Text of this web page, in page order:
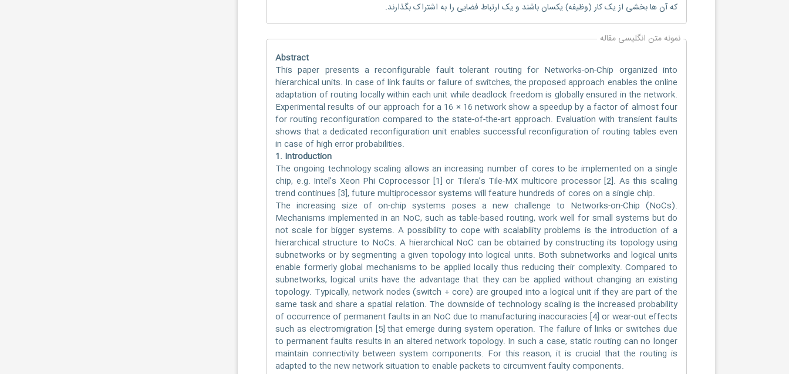
که آن ها بخشی از یک کار (وظیفه) یکسان باشند و یک ارتباط فضایی را به اشتراک بگذارند.
نمونه متن انگلیسی مقاله
Abstract
This paper presents a reconfigurable fault tolerant routing for Networks-on-Chip organized into
hierarchical units. In case of link faults or failure of switches, the proposed approach enables the online
adaptation of routing locally within each unit while deadlock freedom is globally ensured in the network.
Experimental results of our approach for a 16 × 16 network show a speedup by a factor of almost four
for routing reconfiguration compared to the state-of-the-art approach. Evaluation with transient faults
shows that a dedicated reconfiguration unit enables successful reconfiguration of routing tables even
in case of high error probabilities.
1. Introduction
The ongoing technology scaling allows an increasing number of cores to be implemented on a single
chip, e.g. Intel’s Xeon Phi Coprocessor [1] or Tilera’s Tile-MX multicore processor [2]. As this scaling
trend continues [3], future multiprocessor systems will feature hundreds of cores on a single chip.
The increasing size of on-chip systems poses a new challenge to Networks-on-Chip (NoCs).
Mechanisms implemented in an NoC, such as table-based routing, work well for small systems but do
not scale for bigger systems. A possibility to cope with scalability problems is the introduction of a
hierarchical structure to NoCs. A hierarchical NoC can be obtained by constructing its topology using
subnetworks or by segmenting a given topology into logical units. Both subnetworks and logical units
enable formerly global mechanisms to be applied locally thus reducing their complexity. Compared to
subnetworks, logical units have the advantage that they can be applied without changing an existing
topology. Typically, network nodes (switch + core) are grouped into a logical unit if they are part of the
same task and share a spatial relation. The downside of technology scaling is the increased probability
of occurrence of permanent faults in an NoC due to manufacturing inaccuracies [4] or wear-out effects
such as electromigration [5] that emerge during system operation. The failure of links or switches due
to permanent faults results in an altered network topology. In such a case, static routing can no longer
maintain connectivity between system components. For this reason, it is crucial that the routing is
adapted to the new network situation to enable packets to circumvent faulty components.